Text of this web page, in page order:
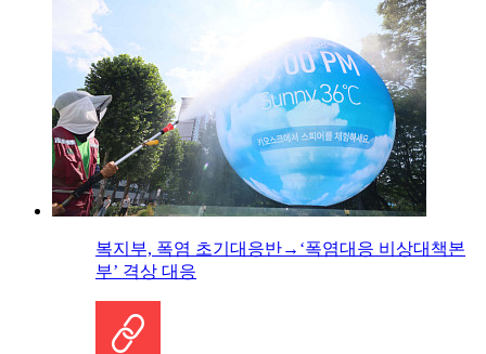
복지부, 폭염 초기대응반→‘폭염대응 비상대책본
부’ 격상 대응